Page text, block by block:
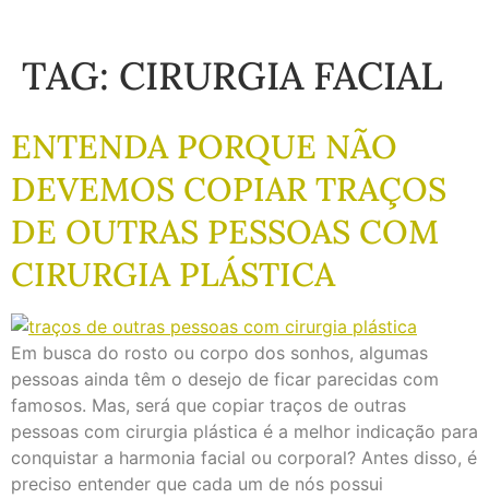
TAG: CIRURGIA FACIAL
ENTENDA PORQUE NÃO
DEVEMOS COPIAR TRAÇOS
DE OUTRAS PESSOAS COM
CIRURGIA PLÁSTICA
Em busca do rosto ou corpo dos sonhos, algumas
pessoas ainda têm o desejo de ficar parecidas com
famosos. Mas, será que copiar traços de outras
pessoas com cirurgia plástica é a melhor indicação para
conquistar a harmonia facial ou corporal? Antes disso, é
preciso entender que cada um de nós possui